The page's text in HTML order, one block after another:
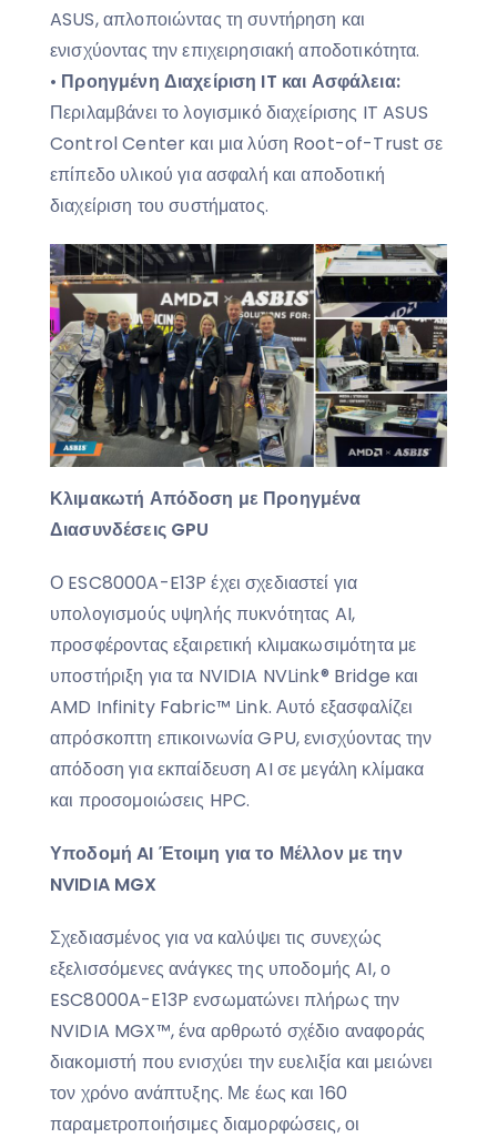
ASUS, απλοποιώντας τη συντήρηση και
ενισχύοντας την επιχειρησιακή αποδοτικότητα.
• Προηγμένη Διαχείριση IT και Ασφάλεια:
Περιλαμβάνει το λογισμικό διαχείρισης IT ASUS
Control Center και μια λύση Root-of-Trust σε
επίπεδο υλικού για ασφαλή και αποδοτική
διαχείριση του συστήματος.
Κλιμακωτή Απόδοση με Προηγμένα
Διασυνδέσεις GPU
Ο ESC8000A-E13P έχει σχεδιαστεί για
υπολογισμούς υψηλής πυκνότητας AI,
προσφέροντας εξαιρετική κλιμακωσιμότητα με
υποστήριξη για τα NVIDIA NVLink® Bridge και
AMD Infinity Fabric™ Link. Αυτό εξασφαλίζει
απρόσκοπτη επικοινωνία GPU, ενισχύοντας την
απόδοση για εκπαίδευση AI σε μεγάλη κλίμακα
και προσομοιώσεις HPC.
ΥποδομήAI Έτοιμη για το Μέλλον με την
NVIDIA MGX
Σχεδιασμένος για να καλύψει τις συνεχώς
εξελισσόμενες ανάγκες της υποδομής AI, ο
ESC8000A-E13P ενσωματώνει πλήρως την
NVIDIA MGX™, ένα αρθρωτό σχέδιο αναφοράς
διακομιστή που ενισχύει την ευελιξία και μειώνει
τον χρόνο ανάπτυξης. Με έως και 160
παραμετροποιήσιμες διαμορφώσεις, οι